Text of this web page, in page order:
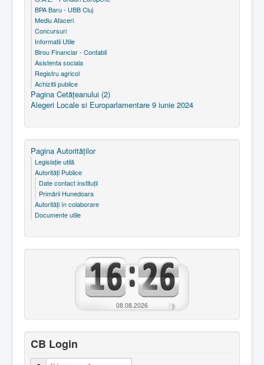
BPA Baru - UBB Cluj
Mediu Afaceri
Concursuri
Informatii Utile
Birou Financiar - Contabil
Asistenta sociala
Registru agricol
Achizitii publice
Pagina Cetăţeanului (2)
Alegeri Locale si Europarlamentare 9 iunie 2024
Pagina Autorităţilor
Legislaţie utilă
Autorităţi Publice
Date contact instituţii
Primării Hunedoara
Autorităţi în colaborare
Documente utile
08.08.2026
CB Login